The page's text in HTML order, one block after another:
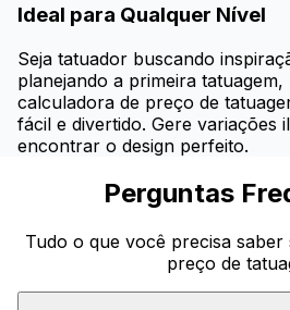
Ideal para Qualquer Nível
Seja tatuador buscando
planejando a primeira
calculadora de preço de
fácil e divertido. Gere variações
encontrar o design perfeito.
Perguntas
Tudo o que você precisa
preço de